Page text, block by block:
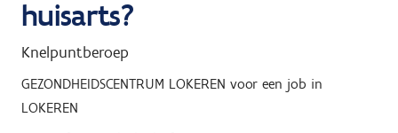
a
r
huisarts?
Knelpuntberoep
GEZONDHEIDSCENTRUM LOKEREN voor een job in
LOKEREN